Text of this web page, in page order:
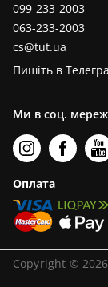
099-233-2003
063-233-2003
cs@tut.ua
Пишіть в
Ми в соц.
Оплата
Copyright © 2026